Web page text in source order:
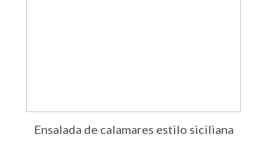
Ensalada de calamares estilo siciliana